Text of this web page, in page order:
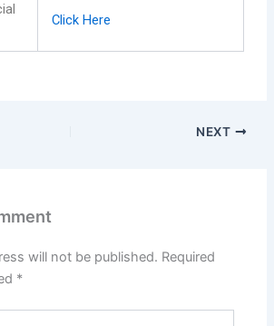
Click Here
NEXT
will not be published. Required
*